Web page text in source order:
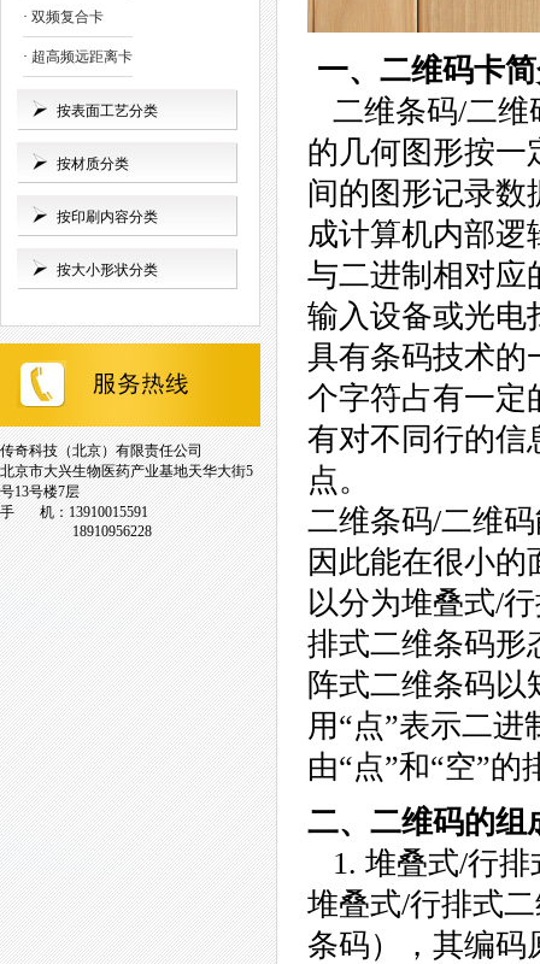
· 双频复合卡
· 超高频远距离卡
按表面工艺分类
按材质分类
按印刷内容分类
按大小形状分类
传奇科技（北京）有限责任公司
北京市大兴生物医药产业基地天华大街5
号13号楼7层
手 机：13910015591
18910956228
一、二维码卡
二维条码/二维
的几何图形按一
间的图形记录数
成计算机内部逻
与二进制相对应
输入设备或光电
具有条码技术的
个字符占有一定
有对不同行的信
点。
二维条码/二维
因此能在很小
以分为堆叠式/
排式二维条码形
阵式二维条码
用“点”表示二进
由“点”和“空”的
二、二维码的组
1. 堆叠式/行排
堆叠式/行排式
条码），其编码